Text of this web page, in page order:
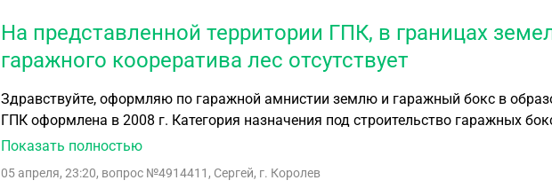
На представленной территории ГПК, в границах
гаражного коорератива лес отсутствует
Здравствуйте, оформляю по гаражной амнистии землю и гаражный бокс в
ГПК оформлена в 2008 г. Категория назначения под строительство гаражных
документы, кадастровый инженер произвёл все замеры. Подал заявку через
государственного лесного фонда при отсутствии подтверждения применения к земельному участку
Показать полностью
05 апреля, 23:20, вопрос №4914411, Сергей, г. Королев